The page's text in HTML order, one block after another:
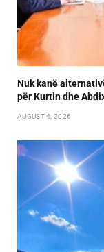
Nuk kanë
për Kurtin dhe
AUGUST 4, 2026